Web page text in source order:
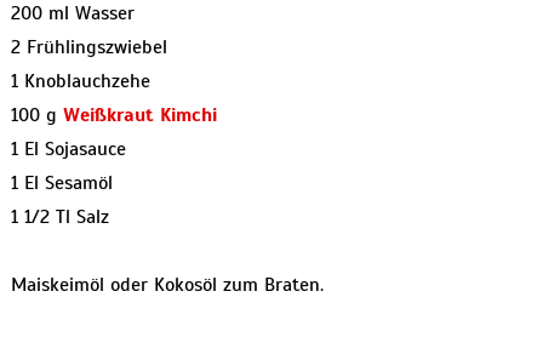
200 ml Wasser
2 Frühlingszwiebel
1 Knoblauchzehe
100 g Weißkraut Kimchi
1 El Sojasauce
1 El Sesamöl
1 1/2 Tl Salz
Maiskeimöl oder Kokosöl zum Braten.